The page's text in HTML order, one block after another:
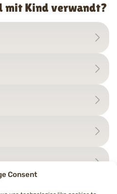
Consent
mit Kind verwandt?